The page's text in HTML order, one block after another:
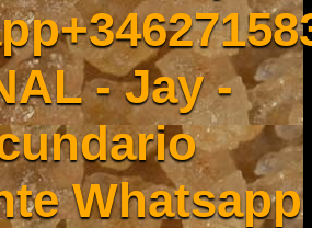
- Jay -
Whatsapp